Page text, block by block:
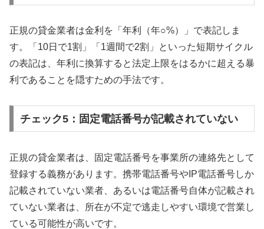
正規の貸金業者は金利を「年利（年○%）」で表記しま
す。「10日で1割」「1週間で2割」といった短期サイクル
の表記は、年利に換算すると法定上限をはるかに超える暴
利であることを隠すための手法です。
チェック5：固定電話番号が記載されていない
正規の貸金業者は、固定電話番号を事業所の連絡先として
登録する義務があります。携帯電話番号やIP電話番号しか
記載されていない業者、あるいは電話番号自体が記載され
ていない業者は、所在が不定で逃走しやすい環境で営業し
ている可能性が高いです。